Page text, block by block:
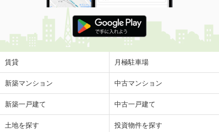
賃貸 月極駐車場
新築マンション 中古マンション
新築一戸建て 中古一戸建て
土地を探す 投資物件を探す